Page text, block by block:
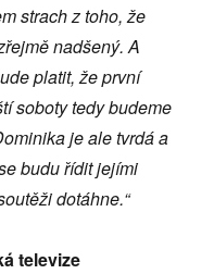
strach z toho, že
nadšený. A
platit, že první
soboty tedy budeme
je ale tvrdá a
budu řídit jejími
dotáhne.“
televize